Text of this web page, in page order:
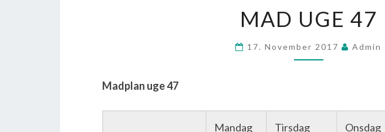
UGE
MAD UGE 47
17. November 2017 Admin
Madplan uge 47
Mandag Tirsdag Onsdag